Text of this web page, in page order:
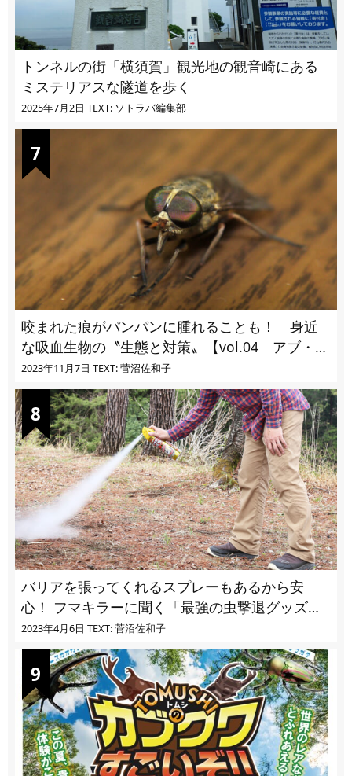
トンネルの街「横須賀」観光地の観音崎にある
ミステリアスな隧道を歩く
2025年7月2日 TEXT: ソトラバ編集部
咬まれた痕がパンパンに腫れることも！ 身近
な吸血生物の〝生態と対策〟【vol.04 アブ・ブ
ユ・ヌカカ】
2023年11月7日 TEXT: 菅沼佐和子
バリアを張ってくれるスプレーもあるから安
心！ フマキラーに聞く「最強の虫撃退グッズ
vol.4」【キャンプサイトで使う虫よけ】
2023年4月6日 TEXT: 菅沼佐和子